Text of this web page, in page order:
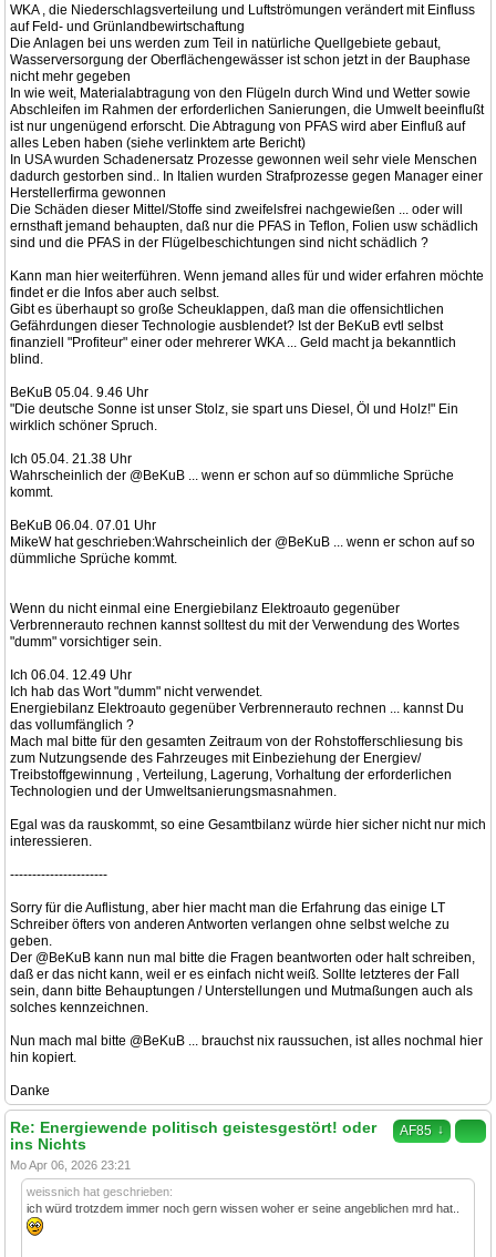
WKA , die Niederschlagsverteilung und Luftströmungen verändert mit Einfluss
auf Feld- und Grünlandbewirtschaftung
Die Anlagen bei uns werden zum Teil in natürliche Quellgebiete gebaut,
Wasserversorgung der Oberflächengewässer ist schon jetzt in der Bauphase
nicht mehr gegeben
In wie weit, Materialabtragung von den Flügeln durch Wind und Wetter sowie
Abschleifen im Rahmen der erforderlichen Sanierungen, die Umwelt beeinflußt
ist nur ungenügend erforscht. Die Abtragung von PFAS wird aber Einfluß auf
alles Leben haben (siehe verlinktem arte Bericht)
In USA wurden Schadenersatz Prozesse gewonnen weil sehr viele Menschen
dadurch gestorben sind.. In Italien wurden Strafprozesse gegen Manager einer
Herstellerfirma gewonnen
Die Schäden dieser Mittel/Stoffe sind zweifelsfrei nachgewießen ... oder will
ernsthaft jemand behaupten, daß nur die PFAS in Teflon, Folien usw schädlich
sind und die PFAS in der Flügelbeschichtungen sind nicht schädlich ?
Kann man hier weiterführen. Wenn jemand alles für und wider erfahren möchte
findet er die Infos aber auch selbst.
Gibt es überhaupt so große Scheuklappen, daß man die offensichtlichen
Gefährdungen dieser Technologie ausblendet? Ist der BeKuB evtl selbst
finanziell "Profiteur" einer oder mehrerer WKA ... Geld macht ja bekanntlich
blind.
BeKuB 05.04. 9.46 Uhr
"Die deutsche Sonne ist unser Stolz, sie spart uns Diesel, Öl und Holz!" Ein
wirklich schöner Spruch.
Ich 05.04. 21.38 Uhr
Wahrscheinlich der @BeKuB ... wenn er schon auf so dümmliche Sprüche
kommt.
BeKuB 06.04. 07.01 Uhr
MikeW hat geschrieben:Wahrscheinlich der @BeKuB ... wenn er schon auf so
dümmliche Sprüche kommt.
Wenn du nicht einmal eine Energiebilanz Elektroauto gegenüber
Verbrennerauto rechnen kannst solltest du mit der Verwendung des Wortes
"dumm" vorsichtiger sein.
Ich 06.04. 12.49 Uhr
Ich hab das Wort "dumm" nicht verwendet.
Energiebilanz Elektroauto gegenüber Verbrennerauto rechnen ... kannst Du
das vollumfänglich ?
Mach mal bitte für den gesamten Zeitraum von der Rohstofferschliesung bis
zum Nutzungsende des Fahrzeuges mit Einbeziehung der Energiev/
Treibstoffgewinnung , Verteilung, Lagerung, Vorhaltung der erforderlichen
Technologien und der Umweltsanierungsmasnahmen.
Egal was da rauskommt, so eine Gesamtbilanz würde hier sicher nicht nur mich
interessieren.
----------------------
Sorry für die Auflistung, aber hier macht man die Erfahrung das einige LT
Schreiber öfters von anderen Antworten verlangen ohne selbst welche zu
geben.
Der @BeKuB kann nun mal bitte die Fragen beantworten oder halt schreiben,
daß er das nicht kann, weil er es einfach nicht weiß. Sollte letzteres der Fall
sein, dann bitte Behauptungen / Unterstellungen und Mutmaßungen auch als
solches kennzeichnen.
Nun mach mal bitte @BeKuB ... brauchst nix raussuchen, ist alles nochmal hier
hin kopiert.
Danke
AF85 ↓
Re: Energiewende politisch geistesgestört! oder
ins Nichts
Mo Apr 06, 2026 23:21
weissnich hat geschrieben:
ich würd trotzdem immer noch gern wissen woher er seine angeblichen mrd hat..